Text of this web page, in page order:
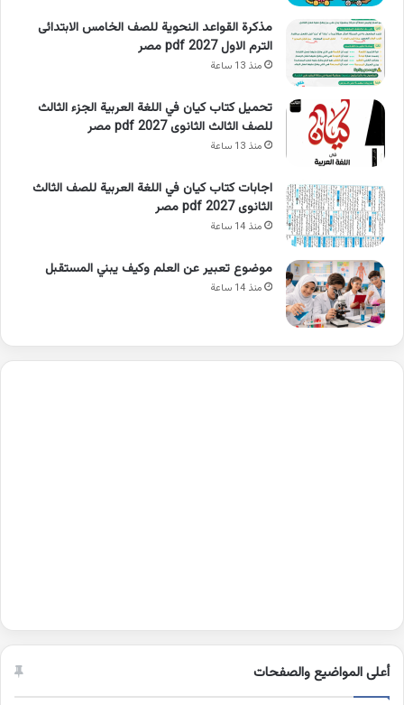
مذكرة القواعد النحوية للصف الخامس الابتدائى
الترم الاول 2027 pdf مصر
منذ 13 ساعة
تحميل كتاب كيان في اللغة العربية الجزء الثالث
للصف الثالث الثانوى 2027 pdf مصر
منذ 13 ساعة
اجابات كتاب كيان في اللغة العربية للصف الثالث
الثانوى 2027 pdf مصر
منذ 14 ساعة
موضوع تعبير عن العلم وكيف يبني المستقبل
منذ 14 ساعة
أعلى المواضيع والصفحات